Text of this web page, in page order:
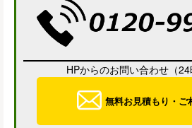
HPからのお問い合わせ（24
無料お見積もり・ご